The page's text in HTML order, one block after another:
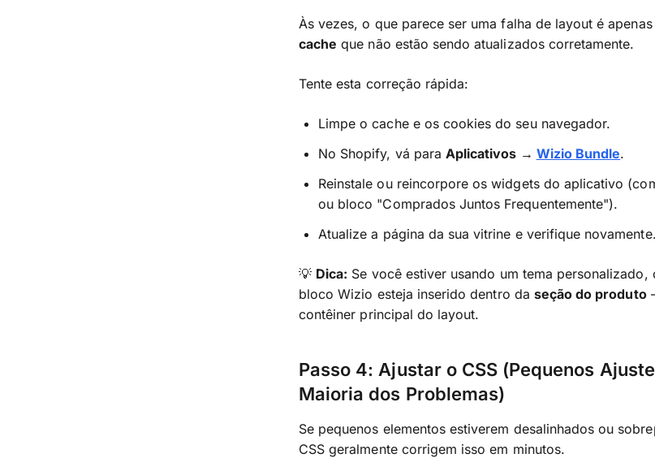
Às vezes, o que parece ser uma falha de layout é apenas
cache que não estão sendo atualizados corretamente.
Tente esta correção rápida:
Limpe o cache e os cookies do seu navegador.
No Shopify, vá para Aplicativos → Wizio Bundle.
Reinstale ou reincorpore os widgets do aplicativo
ou bloco "Comprados Juntos Frequentemente").
Atualize a página da sua vitrine e verifique novamente.
💡 Dica: Se você estiver usando um tema
bloco Wizio esteja inserido dentro da seção do produto
contêiner principal do layout.
Passo 4: Ajustar o CSS (Pequenos
Maioria dos Problemas)
Se pequenos elementos estiverem desalinhados ou
CSS geralmente corrigem isso em minutos.